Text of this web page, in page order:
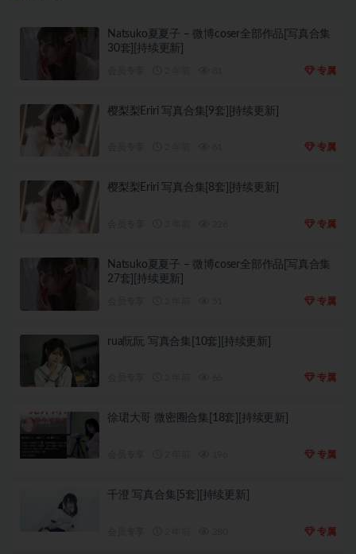
Natsuko夏夏子 – 微博coser全部作品[写真合集
30套][持续更新]
专属
樱梨梨Eriri 写真合集[9套][持续更新]
专属
樱梨梨Eriri 写真合集[8套][持续更新]
专属
Natsuko夏夏子 – 微博coser全部作品[写真合集
27套][持续更新]
专属
rua阮阮 写真合集[10套][持续更新]
专属
徐珺大哥 微密圈合集[18套][持续更新]
专属
千澄 写真合集[5套][持续更新]
专属